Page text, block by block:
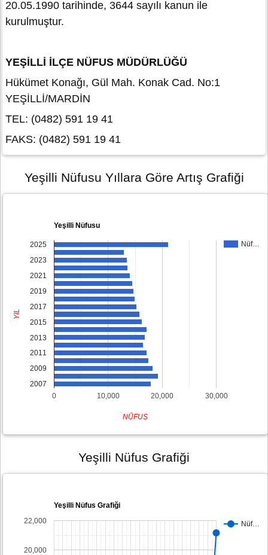
20.05.1990 tarihinde, 3644 sayılı kanun ile
kurulmuştur.
YEŞİLLİ İLÇE NÜFUS MÜDÜRLÜĞÜ
Hükümet Konağı, Gül Mah. Konak Cad. No:1
YEŞİLLİ/MARDİN
TEL: (0482) 591 19 41
FAKS: (0482) 591 19 41
Yeşilli Nüfusu Yıllara Göre Artış Grafiği
Yeşilli Nüfusu
Nüf…
0 10,000 20,000 30,000
2025
2023
2021
2019
2017
2015
2013
2011
2009
2007
NÜFUS
YIL
Yeşilli Nüfus Grafiği
Yeşilli Nüfus Grafiği
Nüf…
20,000
22,000